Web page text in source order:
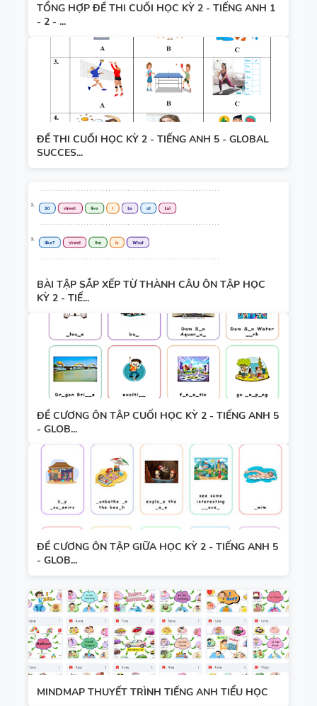
TỔNG HỢP ĐỀ THI CUỐI HỌC KỲ 2 - TIẾNG ANH 1
- 2 - ...
ĐỀ THI CUỐI HỌC KỲ 2 - TIẾNG ANH 5 - GLOBAL
SUCCES...
BÀI TẬP SẮP XẾP TỪ THÀNH CÂU ÔN TẬP HỌC
KỲ 2 - TIẾ...
ĐỀ CƯƠNG ÔN TẬP CUỐI HỌC KỲ 2 - TIẾNG ANH 5
- GLOB...
ĐỀ CƯƠNG ÔN TẬP GIỮA HỌC KỲ 2 - TIẾNG ANH 5
- GLOB...
MINDMAP THUYẾT TRÌNH TIẾNG ANH TIỂU HỌC